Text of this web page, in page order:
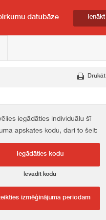
datubāze Ienākt
Drukāt
iegādāties individuālu šī
apskates kodu, dari to šeit:
Iegādāties kodu
Ievadīt kodu
izmēģinājuma periodam